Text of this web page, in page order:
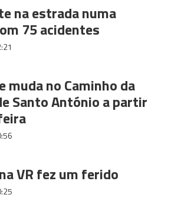
na estrada numa
75 acidentes
muda no Caminho da
Santo António a partir
VR fez um ferido